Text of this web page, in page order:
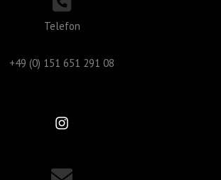
Telefon
+49 (0) 151 651 291 08